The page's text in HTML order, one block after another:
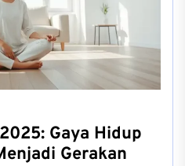
Gaya Hidup
Gerakan